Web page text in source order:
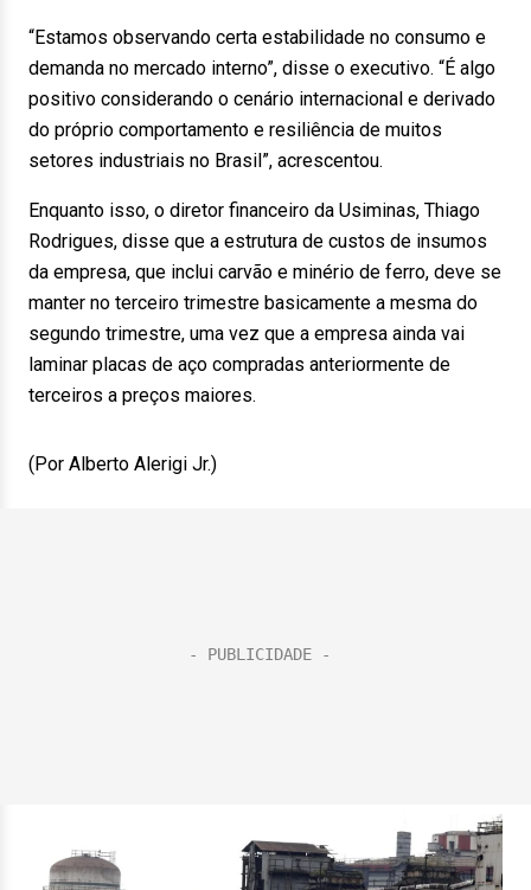
“Estamos observando certa estabilidade no consumo e
demanda no mercado interno”, disse o executivo. “É algo
positivo considerando o cenário internacional e derivado
do próprio comportamento e resiliência de muitos
setores industriais no Brasil”, acrescentou.
Enquanto isso, o diretor financeiro da Usiminas, Thiago
Rodrigues, disse que a estrutura de custos de insumos
da empresa, que inclui carvão e minério de ferro, deve se
manter no terceiro trimestre basicamente a mesma do
segundo trimestre, uma vez que a empresa ainda vai
laminar placas de aço compradas anteriormente de
terceiros a preços maiores.
(Por Alberto Alerigi Jr.)